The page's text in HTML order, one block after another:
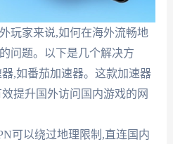
玩家来说,如何在海外流畅地
问题。以下是几个解决方
,如番茄加速器。这款加速器
提升国外访问国内游戏的网
可以绕过地理限制,直连国内